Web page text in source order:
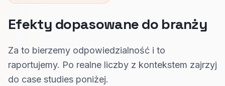
Efekty dopasowane do branży
Za to bierzemy odpowiedzialność i to
raportujemy. Po realne liczby z kontekstem zajrzyj
do case studies poniżej.